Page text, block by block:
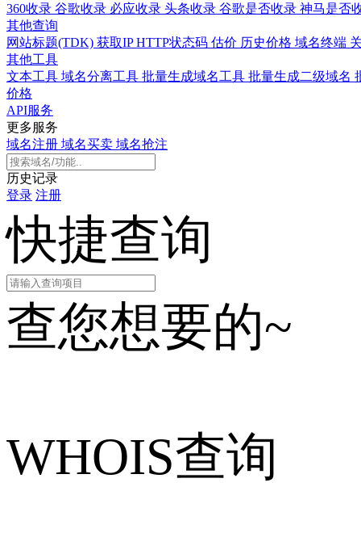
360收录 谷歌收录 必应收录 头条收录 谷歌是否收录 神马是否
其他查询
网站标题(TDK) 获取IPHTTP状态码 估价 历史价格 域名终端
其他工具
文本工具 域名分离工具 批量生成域名工具 批量生成二级域名
价格
API服务
更多服务
域名注册 域名买卖 域名抢注
历史记录
登录 注册
快捷查询
查您想要的~
WHOIS查询